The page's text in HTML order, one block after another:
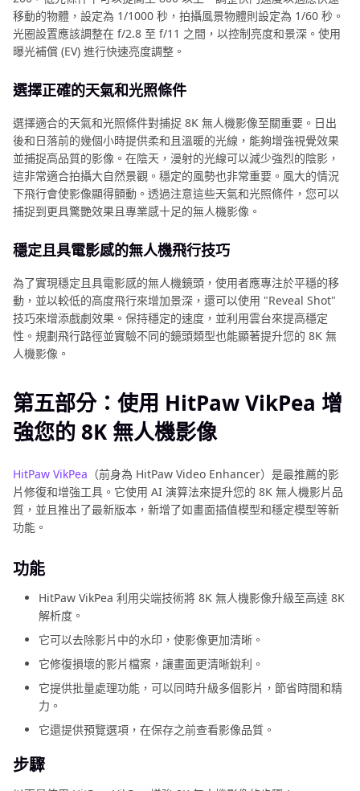
移動的物體，設定為 1/1000 秒，拍攝風景物體則設定為 1/60 秒。
光圈設置應該調整在 f/2.8 至 f/11 之間，以控制亮度和景深。使用
曝光補償 (EV) 進行快速亮度調整。
選擇正確的天氣和光照條件
選擇適合的天氣和光照條件對捕捉 8K 無人機影像至關重要。日出
後和日落前的幾個小時提供柔和且溫暖的光線，能夠增強視覺效果
並捕捉高品質的影像。在陰天，漫射的光線可以減少強烈的陰影，
這非常適合拍攝大自然景觀。穩定的風勢也非常重要。風大的情況
下飛行會使影像顯得顫動。透過注意這些天氣和光照條件，您可以
捕捉到更具驚艷效果且專業感十足的無人機影像。
穩定且具電影感的無人機飛行技巧
為了實現穩定且具電影感的無人機鏡頭，使用者應專注於平穩的移
動，並以較低的高度飛行來增加景深，還可以使用 "Reveal Shot"
技巧來增添戲劇效果。保持穩定的速度，並利用雲台來提高穩定
性。規劃飛行路徑並實驗不同的鏡頭類型也能顯著提升您的 8K 無
人機影像。
第五部分：使用 HitPaw VikPea 增
強您的 8K 無人機影像
HitPaw VikPea （前身為 HitPaw Video Enhancer）是最推薦的影
片修復和增強工具。它使用 AI 演算法來提升您的 8K 無人機影片品
質，並且推出了最新版本，新增了如畫面插值模型和穩定模型等新
功能。
功能
HitPaw VikPea 利用尖端技術將 8K 無人機影像升級至高達 8K
解析度。
它可以去除影片中的水印，使影像更加清晰。
它修復損壞的影片檔案，讓畫面更清晰銳利。
它提供批量處理功能，可以同時升級多個影片，節省時間和精
力。
它還提供預覽選項，在保存之前查看影像品質。
步驟